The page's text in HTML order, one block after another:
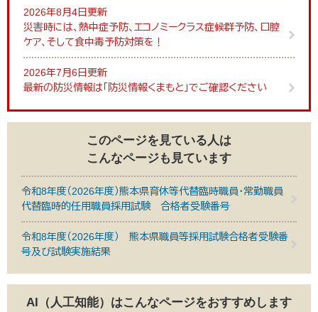
2026年8月4日更新
災害時には、熱中症予防、エコノミークラス症候群予防、口腔
ケア、そして食中毒予防対策を！
2026年7月6日更新
最新の防災情報は「防災情報くまもと」でご確認ください
このページを見ている人は
こんなページも見ています
令和8年度（2026年度）熊本県育休等代替臨時職員・常勤職員
代替臨時的任用職員採用試験 合格者受験番号
令和8年度（2026年度） 熊本県職員等採用試験合格者受験番
号及び試験実施結果
AI（人工知能）はこんなページをおすすめします